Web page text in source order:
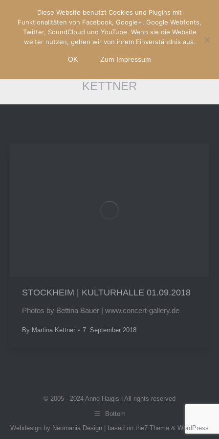
KETTNER
STOCKHEIM | KULTURHALLE 01.09.2018
Photos by Bettina Bauer | www.concert-gallery.de
By Martina Kettner 7. September 2018
© 2005 - 2024 Anne Haigis | All rights reserved
Bottom
Webdesign by Neomania Design | based on the7 Theme & WordPress
Diese Website benutzt Cookies und Plugins mit
Funktionalitäten von Facebook, Google+, Google Webfonts,
Twitter, SoundCloud und YouTube. Wenn sie die Website
weiter nutzen, gehen wir von ihrem Einverständnis aus.
OK Zum Impressum